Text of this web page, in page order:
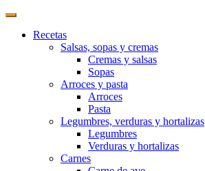
Recetas
Salsas, sopas y cremas
Cremas y salsas
Sopas
Arroces y pasta
Arroces
Pasta
Legumbres, verduras y hortalizas
Legumbres
Verduras y hortalizas
Carnes